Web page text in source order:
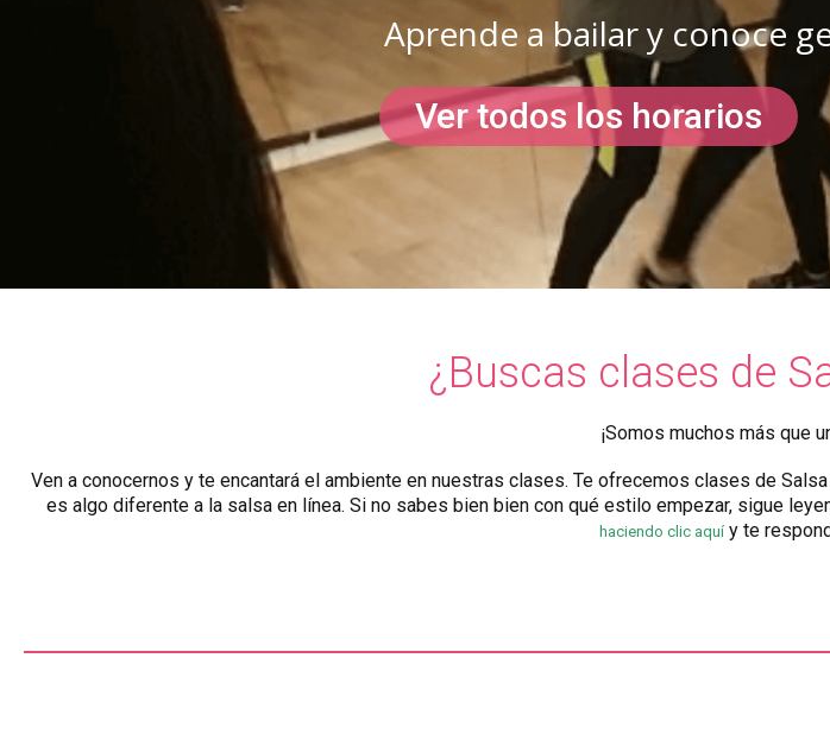
Aprende a bailar y conoce
Ver todos los horarios
¿Buscas clases de
¡Somos muchos más que
Ven a conocernos y te encantará el ambiente en nuestras clases. Te ofrecemos clases de
es algo diferente a la salsa en línea. Si no sabes bien bien con qué estilo empezar, sigue
haciendo clic aquí y te